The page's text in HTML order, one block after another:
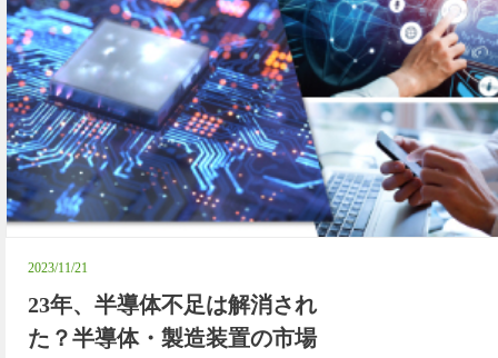
2023/11/21
23年、半導体不足は解消され
た？半導体・製造装置の市場